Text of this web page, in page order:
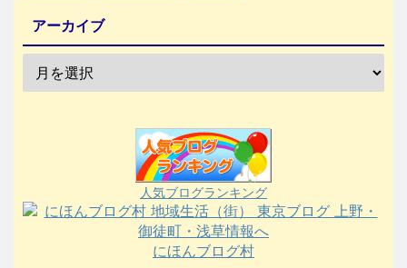
アーカイブ
人気ブログランキング
にほんブログ村